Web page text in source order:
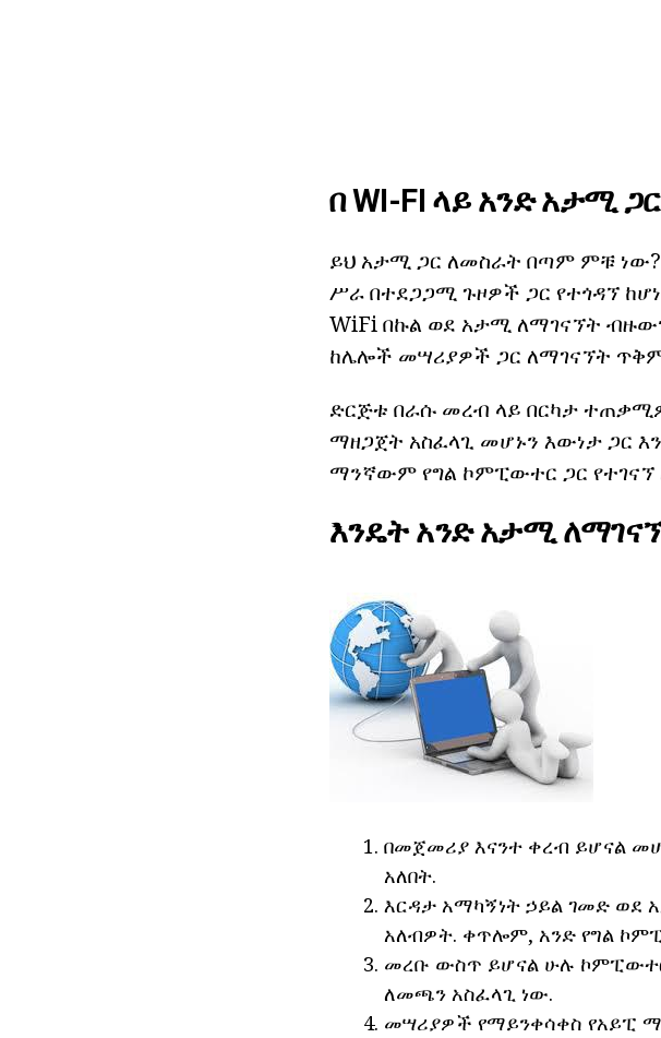
በ WI-FI ላይ አንድ አታሚ
ይህ አታሚ ጋር ለመስራት በጣም ምቹ
ሥራ በተደጋጋሚ ጉዞዎች ጋር የተጎዳኘ
WiFi በኩል ወደ አታሚ ለማገናኘት
ከሌሎች መሣሪያዎች ጋር ለማገናኘት
ድርጅቱ በራሱ መረብ ላይ በርካታ
ማዘጋጀት አስፈላጊ መሆኑን እውነታ ጋር
ማንኛውም የግል ኮምፒውተር ጋር የተገናኘ
እንዴት አንድ አታሚ
በመጀመሪያ እናንተ ቀረብ ይሆናል
አለበት.
እርዳታ አማካኝነት ኃይል ገመድ
አለብዎት. ቀጥሎም, አንድ የግል
መረቡ ውስጥ ይሆናል ሁሉ
ለመጫን አስፈላጊ ነው.
መሣሪያዎች የማይንቀሳቀስ የአይፒ